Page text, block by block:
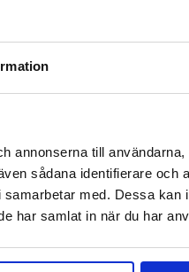
annonserna till
sådana identifierare och
med. Dessa kan
har samlat in när du har
Monopoly Deal Harry
126 SEK